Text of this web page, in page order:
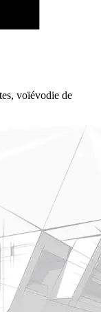
voïévodie de